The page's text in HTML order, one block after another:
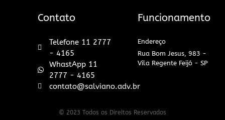
Contato
Telefone 11 2777
- 4165
WhastApp 11
2777 - 4165
contato@salviano.adv.br
Funcionamento
Endereço
Rua Bom Jesus, 983 -
Vila Regente Feijó - SP
© 2023 Todos os Direitos Reservados